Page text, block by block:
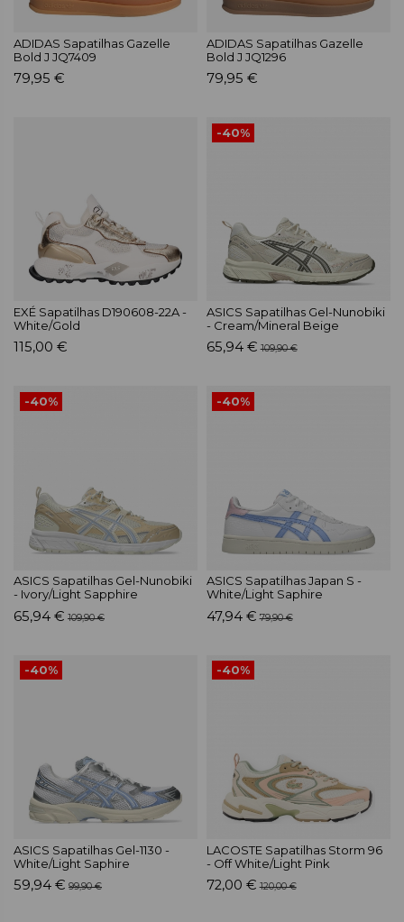
ADIDAS Sapatilhas Gazelle
Bold J JQ7409
79,95 €
ADIDAS Sapatilhas Gazelle
Bold J JQ1296
79,95 €
EXÉ Sapatilhas D190608-22A -
White/Gold
115,00 €
-40%
ASICS Sapatilhas Gel-Nunobiki
- Cream/Mineral Beige
65,94 € 109,90 €
-40%
ASICS Sapatilhas Gel-Nunobiki
- Ivory/Light Sapphire
65,94 € 109,90 €
-40%
ASICS Sapatilhas Japan S -
White/Light Saphire
47,94 € 79,90 €
-40%
ASICS Sapatilhas Gel-1130 -
White/Light Saphire
59,94 € 99,90 €
-40%
LACOSTE Sapatilhas Storm 96
- Off White/Light Pink
72,00 € 120,00 €